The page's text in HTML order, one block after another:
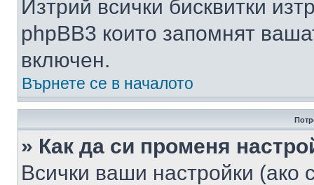
Изтрий всички бисквитки
phpBB3 които запомнят
включен.
Върнете се в началото
» Как да си променя
Всички ваши настройки (ако